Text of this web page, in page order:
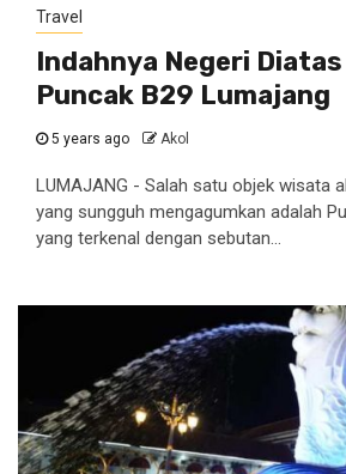
Travel
Indahnya Negeri Diatas
Puncak B29 Lumajang
5 years ago Akol
LUMAJANG - Salah satu objek wisata
yang sungguh mengagumkan adalah
yang terkenal dengan sebutan...